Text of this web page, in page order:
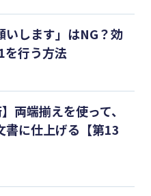
いします」はNG？効
を行う方法
両端揃えを使って、
書に仕上げる【第13